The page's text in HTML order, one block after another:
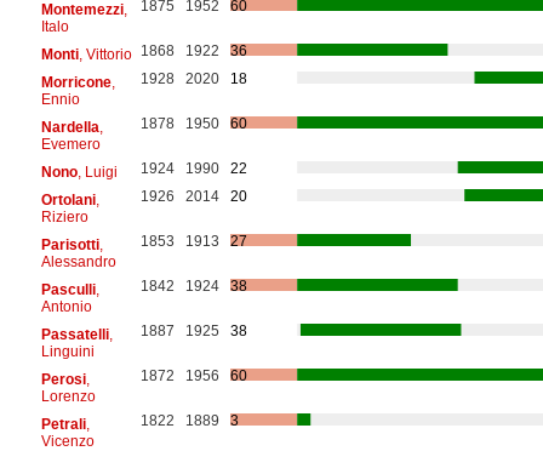
Montemezzi,
Italo
1875 1952 60
Monti, Vittorio 1868 1922
36
Morricone,
Ennio
1928 2020 18
Nardella
Evemero
1878 1950 60
Nono, Luigi 1924 1990
22
Ortolani,
Riziero
1926 2014 20
Parisotti,
Alessandro
1853 1913 27
Pasculli,
Antonio
1842 1924 38
Passatelli,
Linguini
1887 1925 38
Perosi,
Lorenzo
1872 1956 60
Petrali,
Vicenzo
1822 1889 3